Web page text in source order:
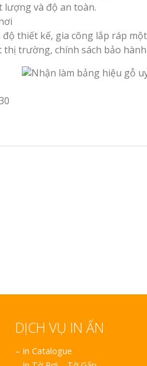
lượng và độ an toàn.
thiết kế, gia công lắp ráp
trường, chính sách bảo
Hộp Đèn Siêu
Nghệ An Thu